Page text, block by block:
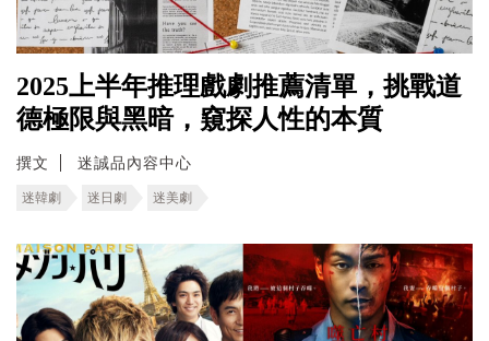
2025上半年推理戲劇推薦清單，挑戰道
德極限與黑暗，窺探人性的本質
撰文 迷誠品內容中心
迷韓劇 迷日劇 迷美劇